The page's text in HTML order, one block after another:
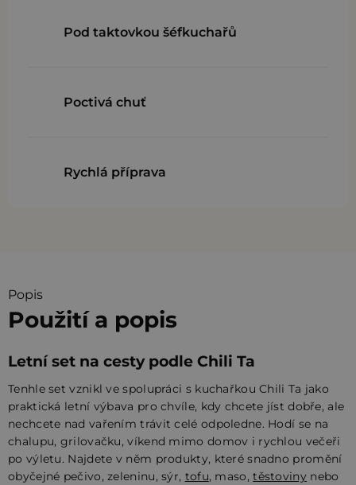
Pod taktovkou šéfkuchařů
Poctivá chuť
Rychlá příprava
Popis
Použití a popis
Letní set na cesty podle Chili Ta
Tenhle set vznikl ve spolupráci s kuchařkou Chili Ta jako
praktická letní výbava pro chvíle, kdy chcete jíst dobře, ale
nechcete nad vařením trávit celé odpoledne. Hodí se na
chalupu, grilovačku, víkend mimo domov i rychlou večeři
po výletu. Najdete v něm produkty, které snadno promění
obyčejné pečivo, zeleninu, sýr, tofu, maso,těstovinynebo